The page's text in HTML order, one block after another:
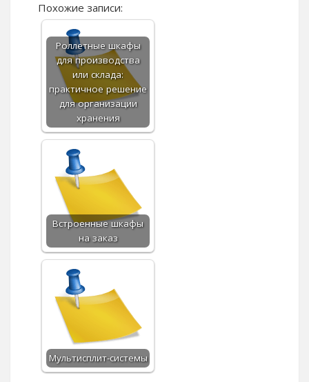
Похожие записи:
Роллетные шкафы
для производства
или склада:
практичное решение
для организации
хранения
Встроенные шкафы
на заказ
Мультисплит-системы